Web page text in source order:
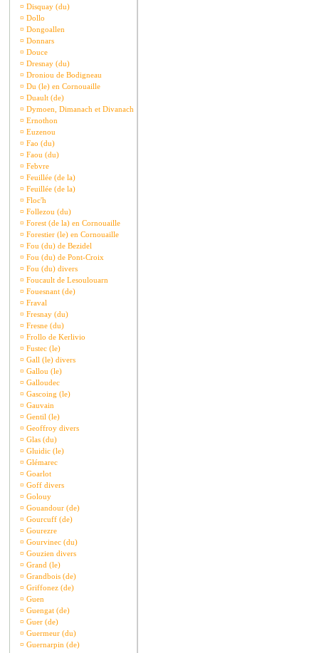
¤ Disquay (du)
¤ Dollo
¤ Dongoallen
¤ Donnars
¤ Douce
¤ Dresnay (du)
¤ Droniou de Bodigneau
¤ Du (le) en Cornouaille
¤ Duault (de)
¤ Dymoen, Dimanach et Divanach
¤ Ernothon
¤ Euzenou
¤ Fao (du)
¤ Faou (du)
¤ Febvre
¤ Feuillée (de la)
¤ Feuillée (de la)
¤ Floc'h
¤ Follezou (du)
¤ Forest (de la) en Cornouaille
¤ Forestier (le) en Cornouaille
¤ Fou (du) de Bezidel
¤ Fou (du) de Pont-Croix
¤ Fou (du) divers
¤ Foucault de Lesoulouarn
¤ Fouesnant (de)
¤ Fraval
¤ Fresnay (du)
¤ Fresne (du)
¤ Frollo de Kerlivio
¤ Fustec (le)
¤ Gall (le) divers
¤ Gallou (le)
¤ Galloudec
¤ Gascoing (le)
¤ Gauvain
¤ Gentil (le)
¤ Geoffroy divers
¤ Glas (du)
¤ Gluidic (le)
¤ Glémarec
¤ Goarlot
¤ Goff divers
¤ Golouy
¤ Gouandour (de)
¤ Gourcuff (de)
¤ Gourezre
¤ Gourvinec (du)
¤ Gouzien divers
¤ Grand (le)
¤ Grandbois (de)
¤ Griffonez (de)
¤ Guen
¤ Guengat (de)
¤ Guer (de)
¤ Guermeur (du)
¤ Guernarpin (de)